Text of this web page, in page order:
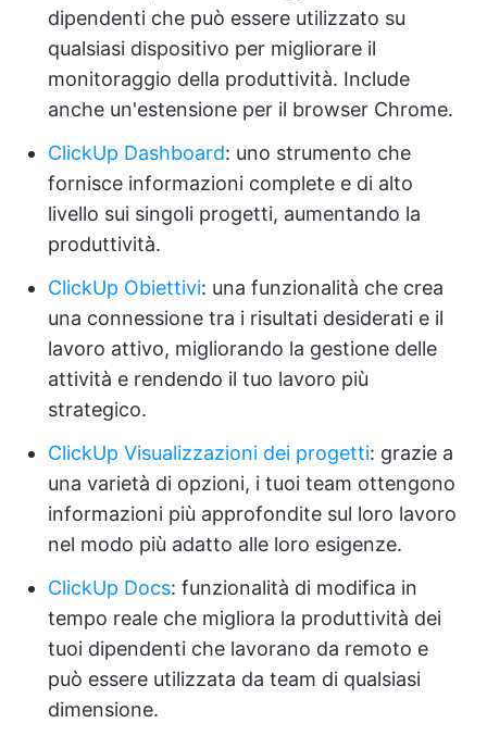
dipendenti che può essere utilizzato su
qualsiasi dispositivo per migliorare il
monitoraggio della produttività. Include
anche un'estensione per il browser Chrome.
ClickUp Dashboard: uno strumento che
fornisce informazioni complete e di alto
livello sui singoli progetti, aumentando la
produttività.
ClickUp Obiettivi: una funzionalità che crea
una connessione tra i risultati desiderati e il
lavoro attivo, migliorando la gestione delle
attività e rendendo il tuo lavoro più
strategico.
ClickUp Visualizzazioni dei progetti: grazie a
una varietà di opzioni, i tuoi team ottengono
informazioni più approfondite sul loro lavoro
nel modo più adatto alle loro esigenze.
ClickUp Docs: funzionalità di modifica in
tempo reale che migliora la produttività dei
tuoi dipendenti che lavorano da remoto e
può essere utilizzata da team di qualsiasi
dimensione.